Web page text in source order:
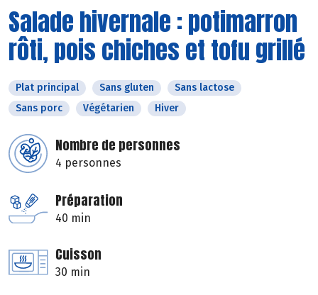
Salade hivernale : potimarron
rôti, pois chiches et tofu grillé
Plat principal Sans gluten
Sans lactose
Sans porc
Végétarien Hiver
Nombre de personnes
4 personnes
Préparation
40 min
Cuisson
30 min